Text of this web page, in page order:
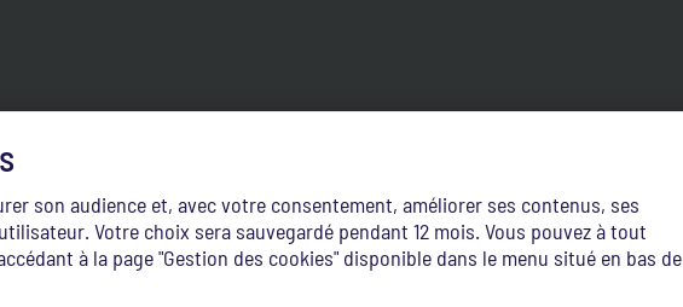
son audience et, avec votre consentement, améliorer ses contenus, ses
Votre choix sera sauvegardé pendant 12 mois. Vous pouvez à tout
à la page "Gestion des cookies" disponible dans le menu situé en bas de